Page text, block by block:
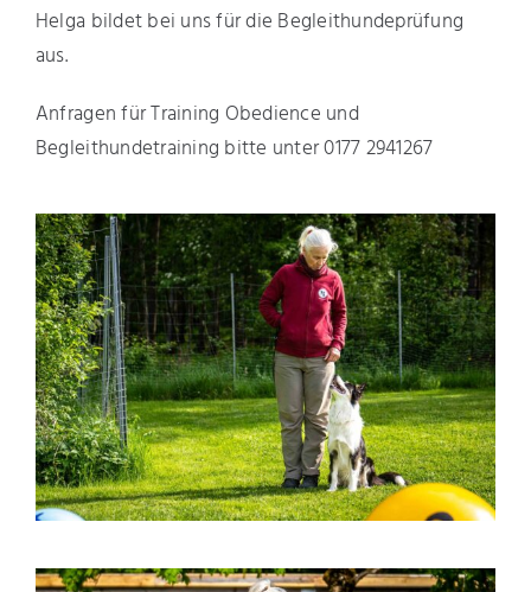
Helga bildet bei uns für die Begleithundeprüfung
aus.
Anfragen für Training Obedience und
Begleithundetraining bitte unter 0177 2941267